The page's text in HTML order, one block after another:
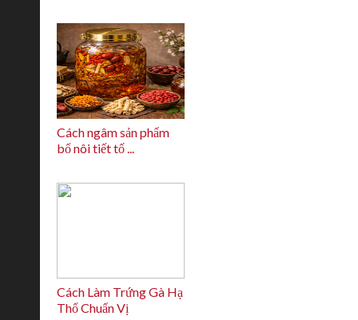
Cách ngâm sản phẩm
bổ nôi tiết tố ...
Cách Làm Trứng Gà Hạ
Thổ Chuẩn Vị